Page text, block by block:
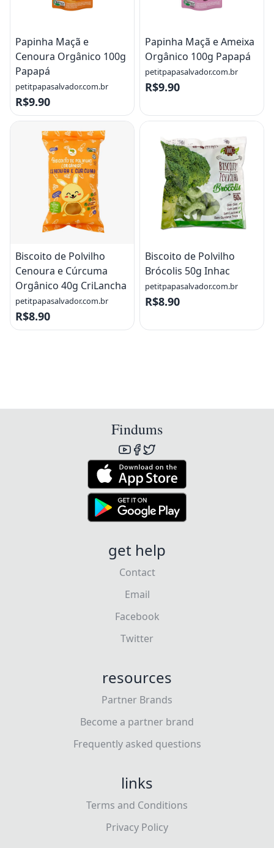
Papinha Maçã e
Cenoura Orgânico 100g
Papapá
petitpapasalvador.com.br
R$9.90
Papinha Maçã e Ameixa
Orgânico 100g Papapá
petitpapasalvador.com.br
R$9.90
Biscoito de Polvilho
Cenoura e Cúrcuma
Orgânico 40g CriLancha
petitpapasalvador.com.br
R$8.90
Biscoito de Polvilho
Brócolis 50g Inhac
petitpapasalvador.com.br
R$8.90
Findums
get help
Contact
Email
Facebook
Twitter
resources
Partner Brands
Become a partner brand
Frequently asked questions
links
Terms and Conditions
Privacy Policy